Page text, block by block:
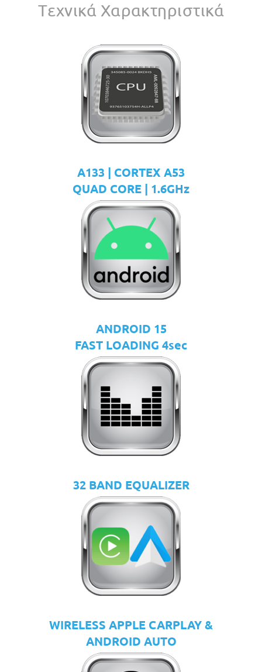
Tεχνικά Χαρακτηριστικά
A133 | CORTEX A53
QUAD CORE | 1.6GHz
ANDROID 15
FAST LOADING 4sec
32 BAND EQUALIZER
WIRELESS APPLE CARPLAY &
ANDROID AUTO